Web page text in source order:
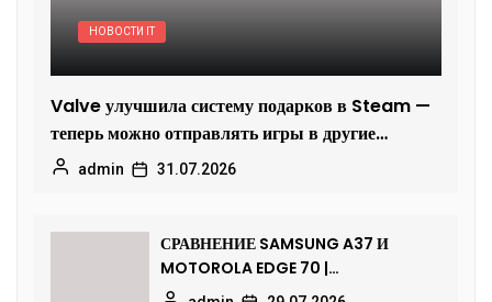
НОВОСТИ IT
Valve улучшила систему подарков в Steam —
теперь можно отправлять игры в другие
регионы
admin 31.07.2026
СРАВНЕНИЕ SAMSUNG A37 И
MOTOROLA EDGE 70 |
ДОСТОЙНЫЙ СРЕДНИЙ КЛАСС